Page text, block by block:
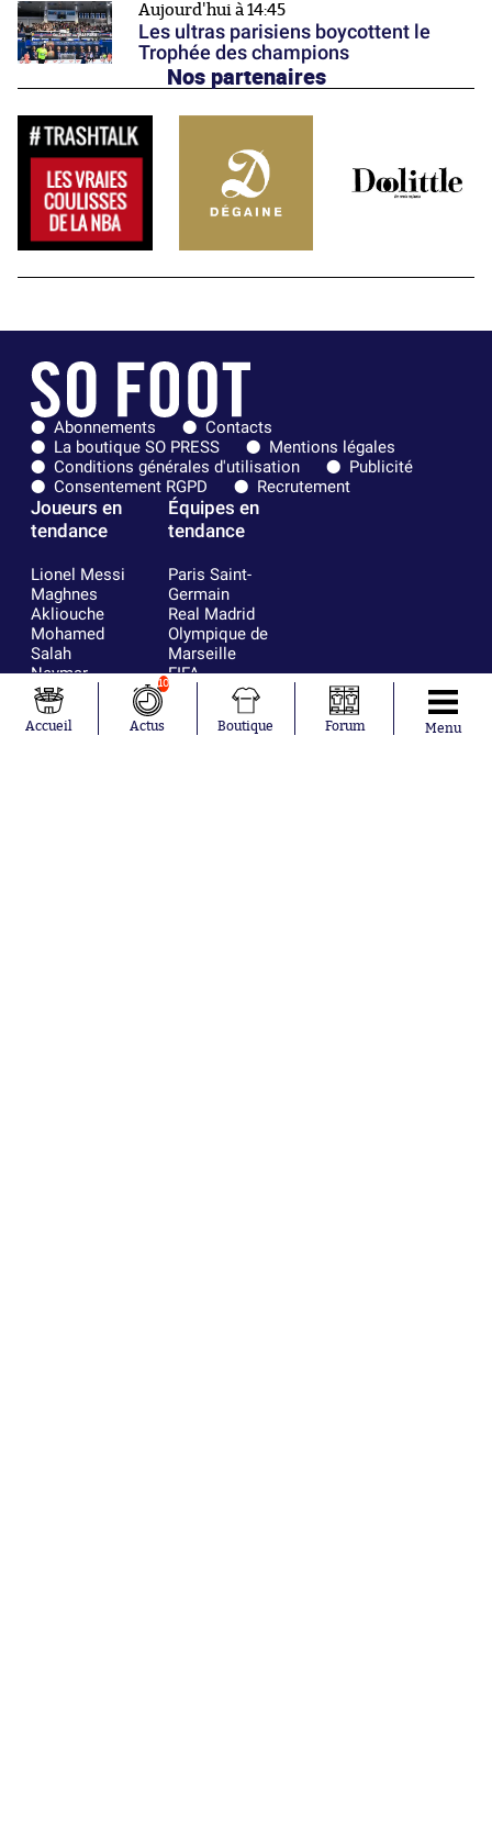
Aujourd'hui à 14:45
Les ultras parisiens boycottent le
Trophée des champions
Nos partenaires
Abonnements
Contacts
La boutique SO PRESS
Mentions légales
Conditions générales d'utilisation
Publicité
Consentement RGPD
Recrutement
Joueurs en
tendance
Lionel Messi
Maghnes
Akliouche
Mohamed
Salah
Neymar
Julián Álvarez
Ferrán Torres
Kilian Corredor
Équipes en
tendance
Paris Saint-
Germain
Real Madrid
Olympique de
Marseille
FIFA
FC Barcelone
Argentine
Olympique
Accueil
10
Actus Boutique Forum Menu